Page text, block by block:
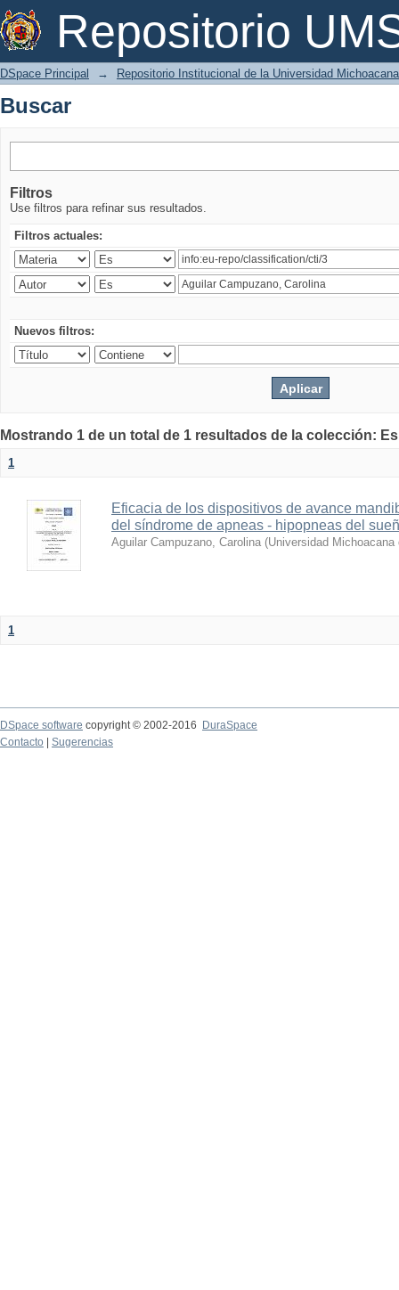
Repositorio
Buscar
DSpace Principal → Repositorio Institucional de la Universidad
Buscar
Filtros
Use filtros para refinar sus resultados.
Filtros actuales:
Nuevos filtros:
Mostrando 1 de un total de 1 resultados de la colección:
1
Eficacia de los dispositivos de avance
del síndrome de apneas - hipopneas del
Aguilar Campuzano, Carolina (Universidad
1
DSpace software copyright © 2002-2016
DuraSpace
Contacto
Sugerencias